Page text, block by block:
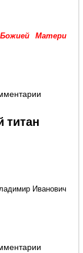
Матери
- Чудо
титан
Иванович